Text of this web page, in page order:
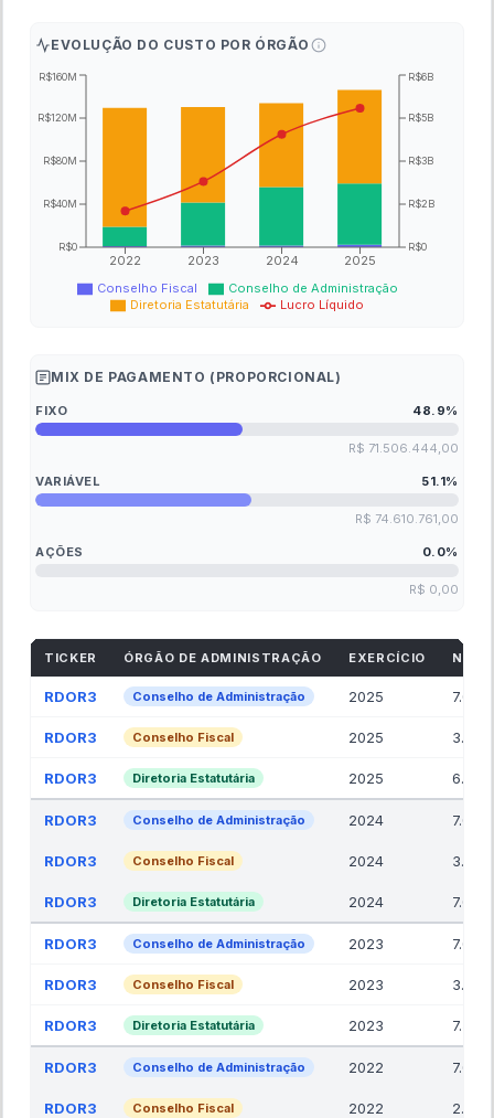
EVOLUÇÃO DO CUSTO POR ÓRGÃO
Conselho Fiscal
Conselho de Administração
Diretoria Estatutária
Lucro Líquido
2022 2023 2024 2025
R$0
R$40M
R$80M
R$120M
R$160M
R$0
R$2B
R$3B
R$5B
R$6B
MIX DE PAGAMENTO (PROPORCIONAL)
FIXO 48.9%
R$ 71.506.444,00
VARIÁVEL 51.1%
R$ 74.610.761,00
AÇÕES 0.0%
R$ 0,00
TICKER ÓRGÃO DE ADMINISTRAÇÃO EXERCÍCIO NR.
RDOR3 Conselho de Administração 2025 7.00
RDOR3 Conselho Fiscal 2025 3.00
RDOR3 Diretoria Estatutária 2025 6.00
RDOR3 Conselho de Administração 2024 7.00
RDOR3 Conselho Fiscal 2024 3.00
RDOR3 Diretoria Estatutária 2024 7.00
RDOR3 Conselho de Administração 2023 7.00
RDOR3 Conselho Fiscal 2023 3.00
RDOR3 Diretoria Estatutária 2023 7.50
RDOR3 Conselho de Administração 2022 7.00
RDOR3 Conselho Fiscal 2022 2.00